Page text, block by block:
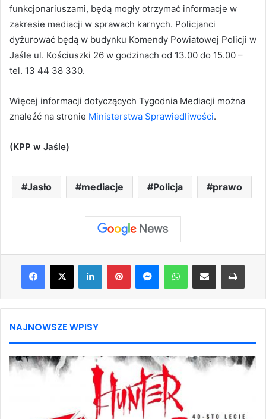
funkcjonariuszami, będą mogły otrzymać informacje w
zakresie mediacji w sprawach karnych. Policjanci
dyżurować będą w budynku Komendy Powiatowej Policji w
Jaśle ul. Kościuszki 26 w godzinach od 13.00 do 15.00 –
tel. 13 44 38 330.
Więcej informacji dotyczących Tygodnia Mediacji można
znaleźć na stronie Ministerstwa Sprawiedliwości.
(KPP w Jaśle)
Jasło mediacje Policja prawo
Facebook
X LinkedInPinterestMessengerWhatsAppShare via Email Print
NAJNOWSZE WPISY